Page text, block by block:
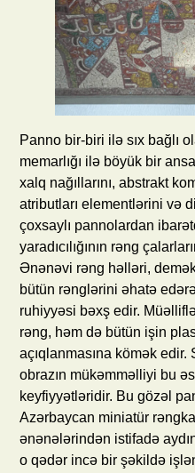
Panno bir-biri ilə sıx bağlı
memarlığı ilə böyük bir
xalq nağıllarını, abstrakt
atributları elementlərini və
çoxsaylı pannolardan
yaradıcılığının rəng
Ənənəvi rəng həlləri,
bütün rənglərini əhatə
ruhiyyəsi bəxş edir.
rəng, həm də bütün işin
açıqlanmasına kömək edir.
obrazın mükəmməlliyi bu
keyfiyyətləridir. Bu gözəl
Azərbaycan miniatür
ənənələrindən istifadə
o qədər incə bir şəkildə